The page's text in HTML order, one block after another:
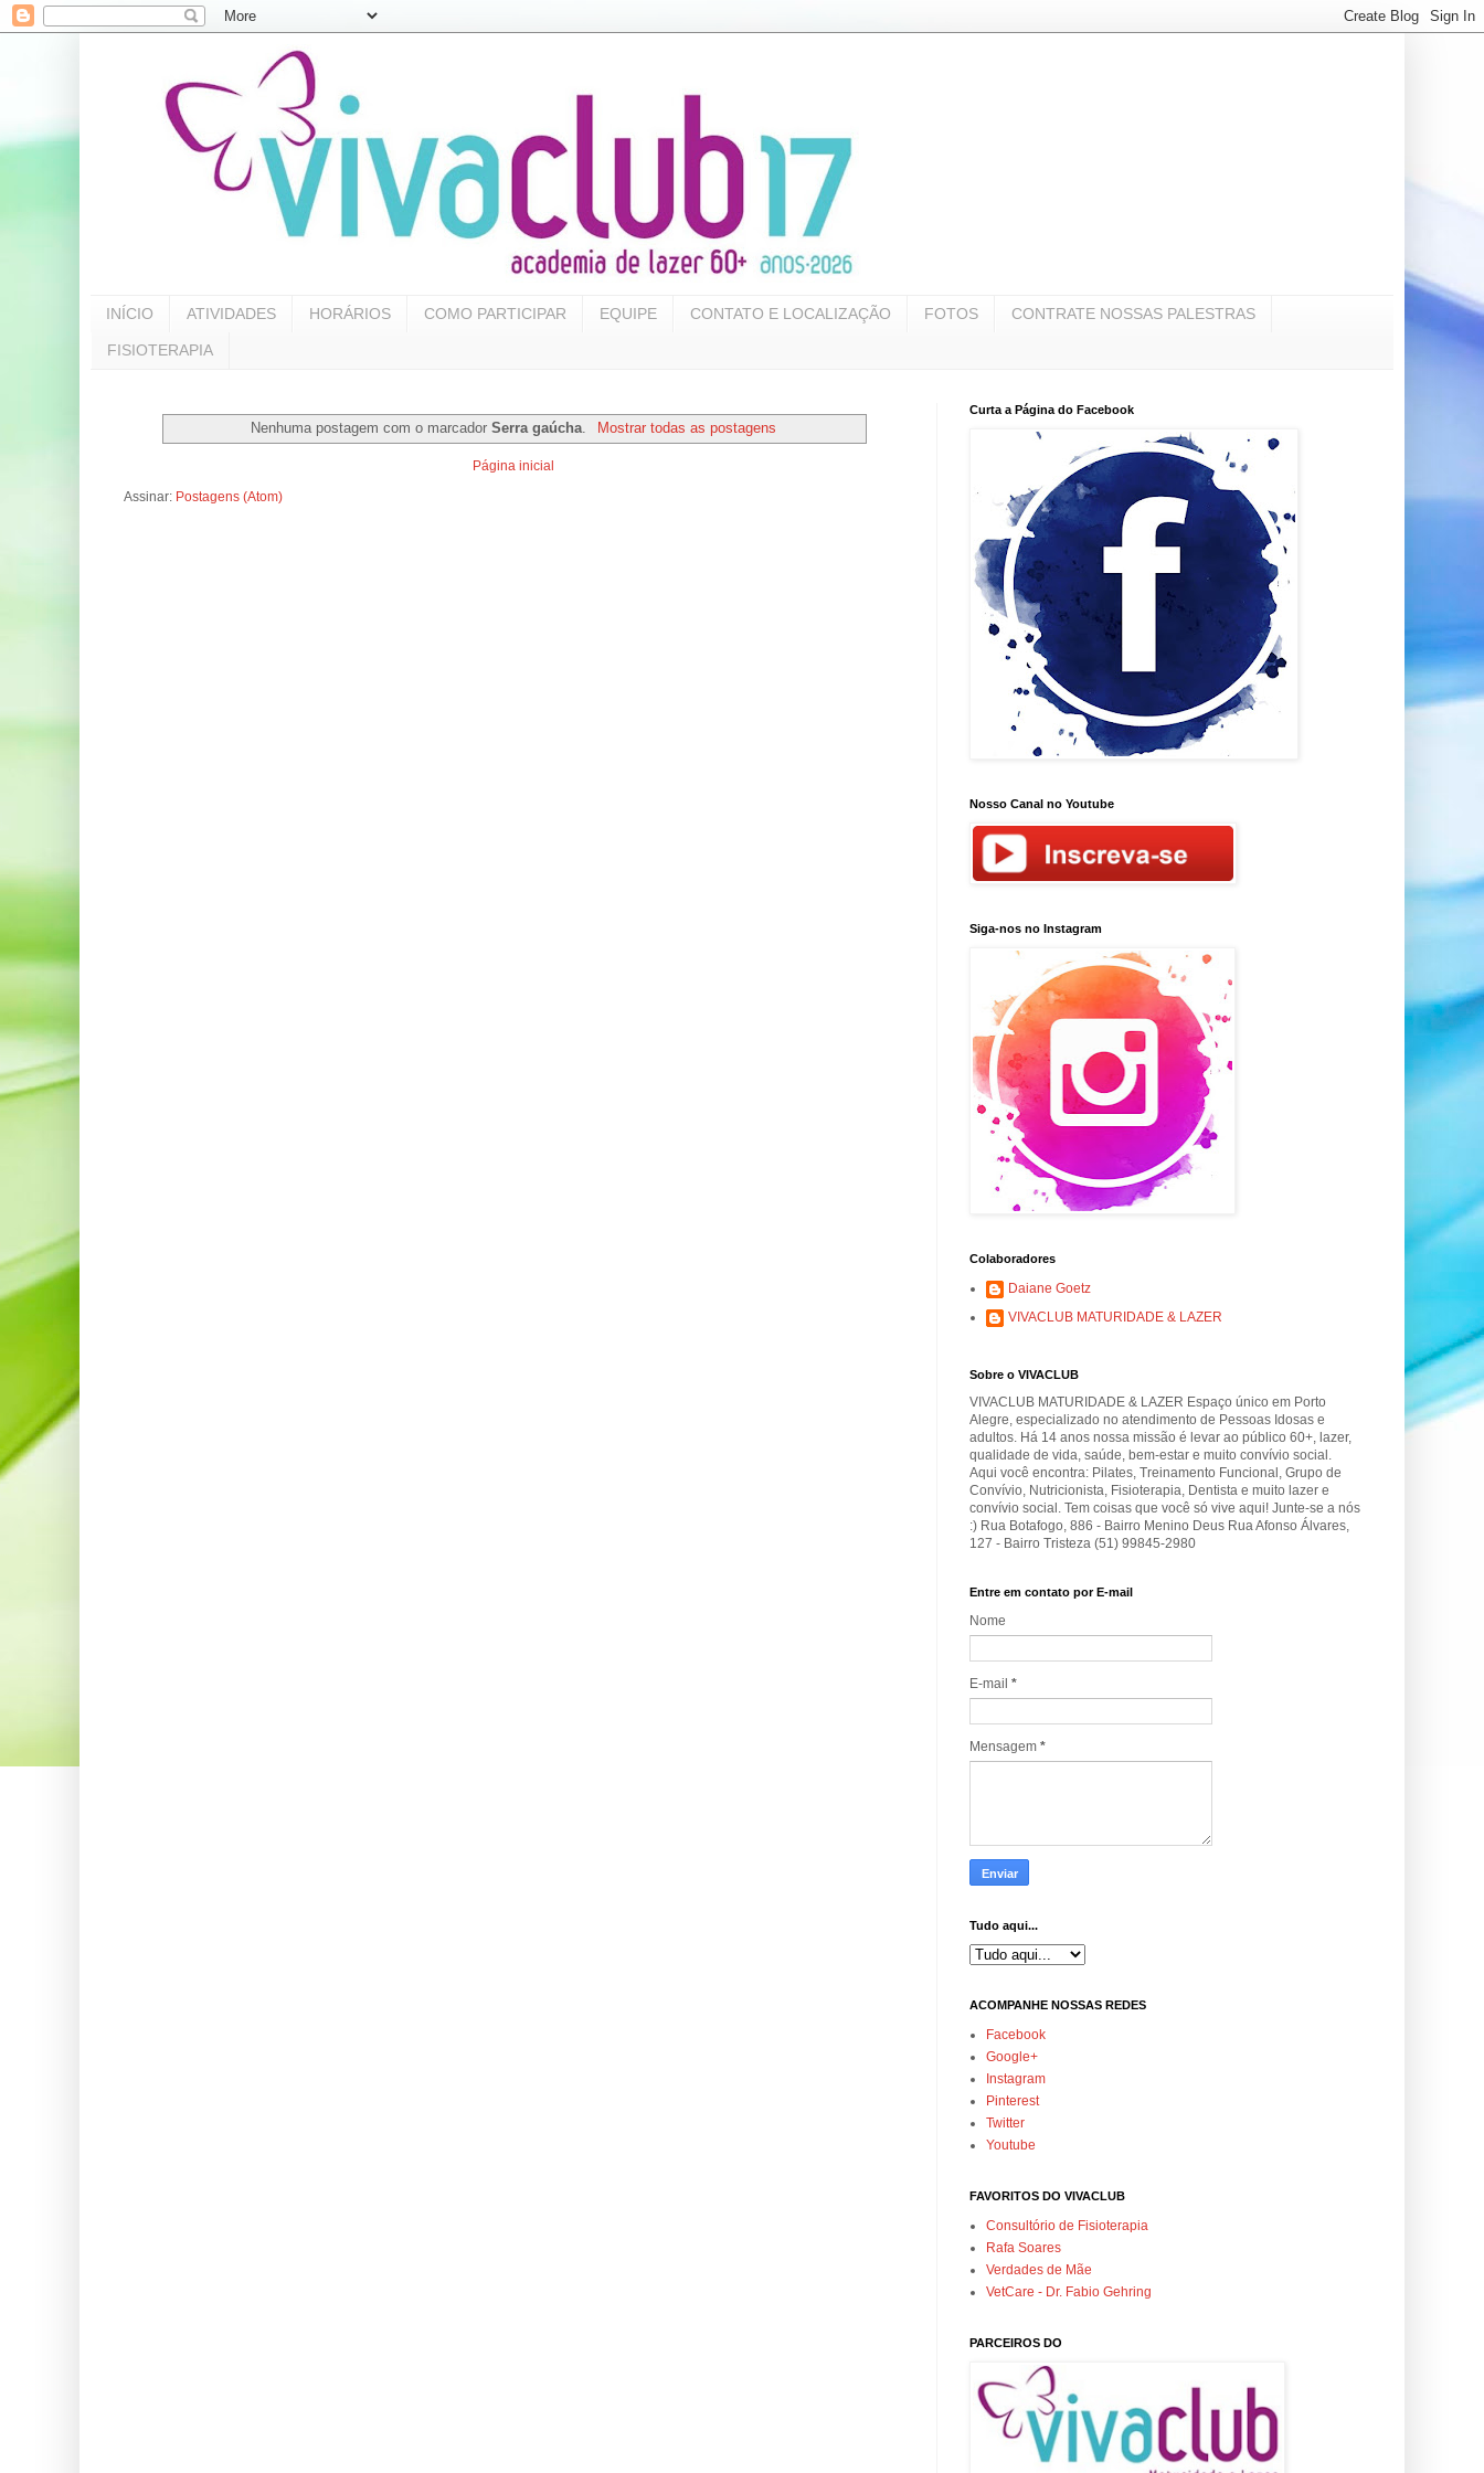
INÍCIO ATIVIDADES HORÁRIOS COMO PARTICIPAR EQUIPE CONTATO E LOCALIZAÇÃO FOTOS CONTRATE NOSSAS PALESTRAS
FISIOTERAPIA
Nenhuma postagem com o marcadorSerra gaúcha Mostrar todas as postagens
Página inicial
Assinar: Postagens (Atom)
Curta a Página do Facebook
Nosso Canal no Youtube
Siga-nos no Instagram
Colaboradores
Daiane Goetz
VIVACLUB MATURIDADE & LAZER
Sobre o VIVACLUB
VIVACLUB MATURIDADE & LAZER Espaço único em Porto
Alegre, especializado no atendimento de Pessoas Idosas e
adultos. Há 14 anos nossa missão é levar ao público 60+, lazer,
qualidade de vida, saúde, bem-estar e muito convívio social.
Aqui você encontra: Pilates, Treinamento Funcional, Grupo de
Convívio, Nutricionista, Fisioterapia, Dentista e muito lazer e
convívio social. Tem coisas que você só vive aqui! Junte-se a nós
:) Rua Botafogo, 886 - Bairro Menino Deus Rua Afonso Álvares,
127 - Bairro Tristeza (51) 99845-2980
Entre em contato por E-mail
Nome
E-mail *
Mensagem *
Tudo aqui...
ACOMPANHE NOSSAS REDES
Facebook
Google+
Instagram
Pinterest
Twitter
Youtube
FAVORITOS DO VIVACLUB
Consultório de Fisioterapia
Rafa Soares
Verdades de Mãe
VetCare - Dr. Fabio Gehring
PARCEIROS DO